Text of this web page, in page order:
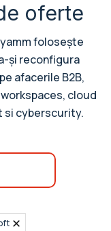
oferte
folosește
și reconfigura
afacerile B2B,
cloud
si cyberscurity.